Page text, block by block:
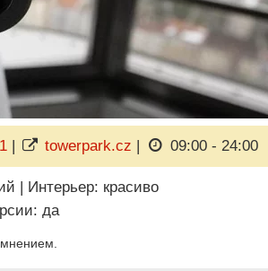
| towerpark.cz | 09:00 - 24:00
| Интерьер: красиво
да